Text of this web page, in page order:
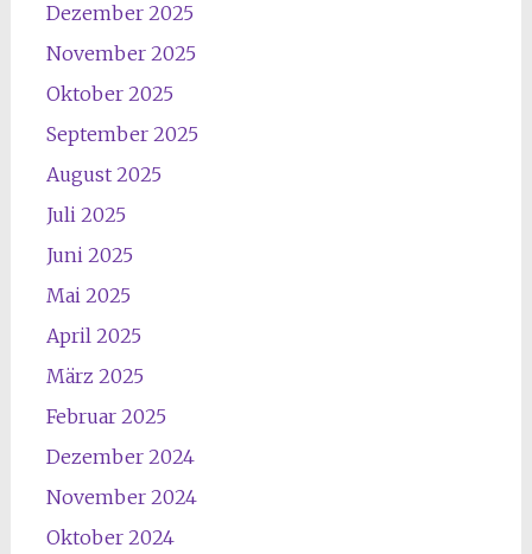
Dezember 2025
November 2025
Oktober 2025
September 2025
August 2025
Juli 2025
Juni 2025
Mai 2025
April 2025
März 2025
Februar 2025
Dezember 2024
November 2024
Oktober 2024